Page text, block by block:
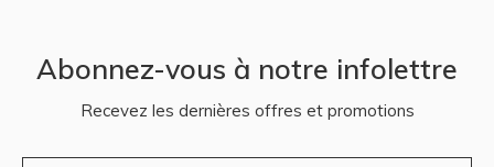
Abonnez-vous à notre infolettre
Recevez les dernières offres et promotions